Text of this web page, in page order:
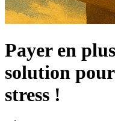
Payer en
solution
stress !